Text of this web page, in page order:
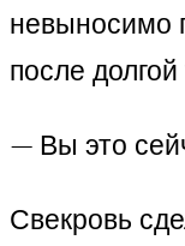
невыносимо
после
— Вы это
Свекровь